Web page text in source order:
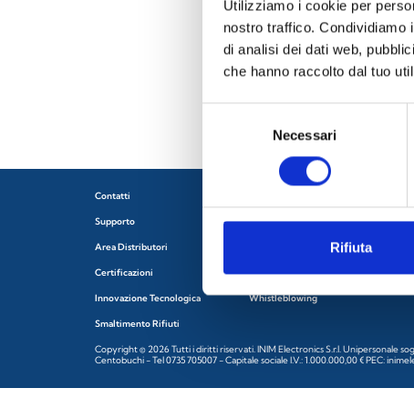
Utilizziamo i cookie per
nostro traffico. Condividiamo
di analisi dei dati web,
che hanno raccolto dal tuo
Necessari
Rifiuta
Contatti
Supporto
Area Distributori
Certificazioni
Innovazione Tecnologica
Smaltimento Rifiuti
Cookie Policy
Termini d'uso e Condizioni generali
Condizioni generali di vendita
Whistleblowing
Copyright © 2026 Tutti i diritti riservati. INIM Electronics S.r.l. Unipersonale
Centobuchi - Tel 0735 705007 - Capitale sociale I.V.: 1.000.000,00 € PEC: